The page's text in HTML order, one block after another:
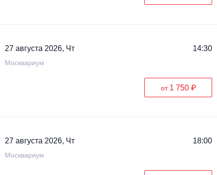
27 августа 2026, Чт 14:30
Москвариум
от 1 750 ₽
27 августа 2026, Чт 18:00
Москвариум